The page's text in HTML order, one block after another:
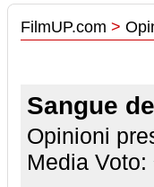
FilmUP.com >
Sangue
Opinioni
Media Voto: